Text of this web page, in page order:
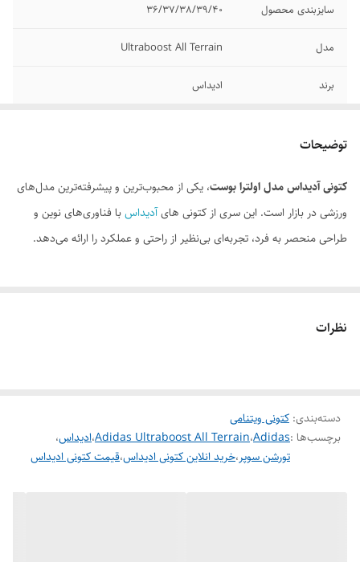
سایزبندی محصول 36/37/38/39/40
مدل Ultraboost All Terrain
برند ادیداس
وضعیت کارکرد نو آکبند
قابلیت تنفس پذیری دارد
توضیحات
کتونی آدیداس مدل اولترا بوست، یکی از محبوب‌ترین و پیشرفته‌ترین مدل‌های
ورزشی در بازار است. این سری از کتونی هایآدیداسبا فناوری‌های نوین و
طراحی منحصر به فرد، تجربه‌ای بی‌نظیر از راحتی و عملکرد را ارائه می‌دهد.
بیشتری را در حین دویدن فراهم می‌کند.
-جنس با کیفیت: استفاده از مواد مرغوب و تنفس‌پذیر، باعث می‌شود که پا در
طول فعالیت روزمره خنک و خشک بماند.
نظرات
دسته‌بندی: کتونی ویتنامی
برچسب‌ها :Adidas،Adidas Ultraboost All Terrain،ادیداس،
تورشن سوپر،خرید انلاین کتونی ادیداس،قیمت کتونی ادیداس